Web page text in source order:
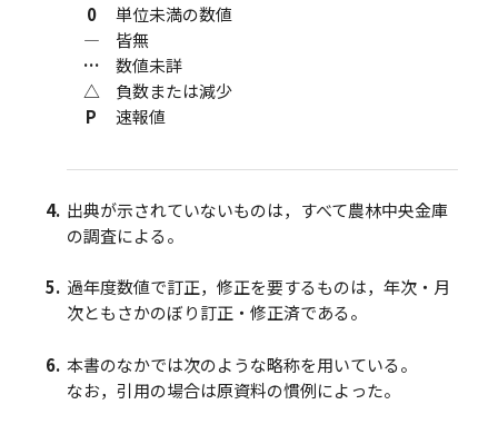
0
単位未満の数値
―
皆無
…
数値未詳
△
負数または減少
P
速報値
出典が示されていないものは，すべて農林中央金庫
の調査による。
過年度数値で訂正，修正を要するものは，年次・月
次ともさかのぼり訂正・修正済である。
本書のなかでは次のような略称を用いている。
なお，引用の場合は原資料の慣例によった。